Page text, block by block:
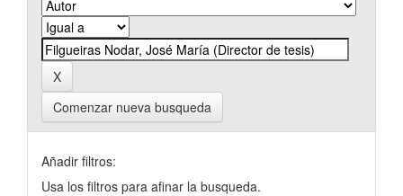
Comenzar nueva busqueda
Añadir filtros:
Usa los filtros para afinar la busqueda.